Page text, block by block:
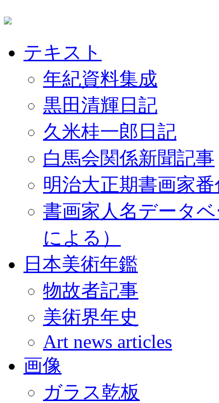
テキスト
年紀資料集成
黒田清輝日記
久米桂一郎日記
白馬会関係新聞記事
明治大正期書画家
書画家人名データ
による）
日本美術年鑑
物故者記事
美術界年史
Art news articles
画像
ガラス乾板